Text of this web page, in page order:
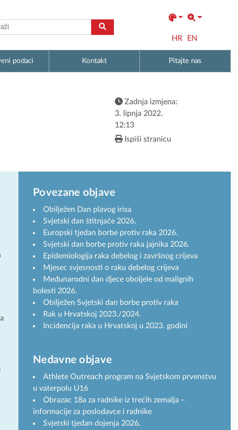
HR EN
podaci Kontakt Pitajte nas
Zadnja izmjena:
3. lipnja 2022.
12:13
Ispiši stranicu
Povezane objave
Obilježen Dan plavog irisa
Svjetski dan štitnjače 2026.
Europski tjedan borbe protiv raka 2026.
Svjetski dan borbe protiv raka jajnika 2026.
Epidemiologija raka debelog i završnog crijeva
Mjesec svjesnosti o raku debelog crijeva
Međunarodni dan djece oboljele od malignih
bolesti 2026.
Obilježen Svjetski dan borbe protiv raka
Rak u Hrvatskoj 2023./2024.
Incidencija raka u Hrvatskoj u 2023. godini
Nedavne objave
Athlete Outreach program na Svjetskom prvenstvu
u vaterpolu U16
Obrazac 18a za radnike iz trećih zemalja –
informacije za poslodavce i radnike
Svjetski tjedan dojenja 2026.